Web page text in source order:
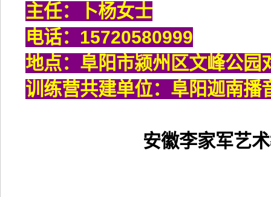
主任：卜杨女士
电话：15720580999
地点：阜阳市颍州区文峰公园
训练营共建单位：阜阳迦南播
安徽李家军艺